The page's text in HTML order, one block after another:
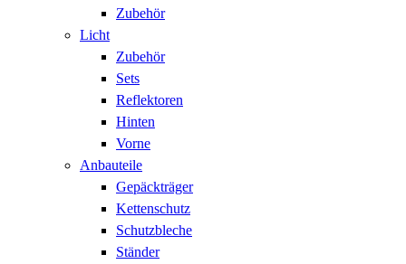
Zubehör
Licht
Zubehör
Sets
Reflektoren
Hinten
Vorne
Anbauteile
Gepäckträger
Kettenschutz
Schutzbleche
Ständer